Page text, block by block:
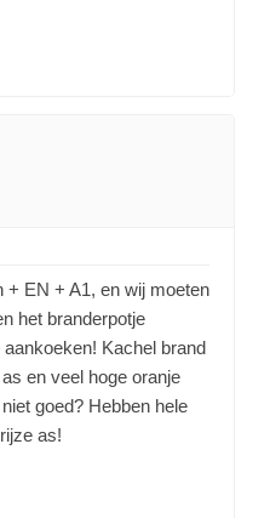
+ EN + A1, en wij moeten
het branderpotje
Kachel brand
en veel hoge oranje
goed? Hebben hele
as!